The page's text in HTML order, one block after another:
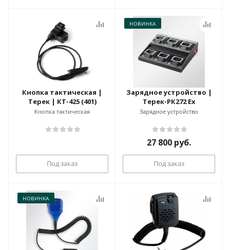
Кнопка тактическая |
Терек | КТ-425 (401)
Кнопка тактическая
Под заказ
НОВИНКА
Зарядное устройство |
Терек-РК272 Ех
Зарядное устройство
27 800 руб.
Под заказ
НОВИНКА